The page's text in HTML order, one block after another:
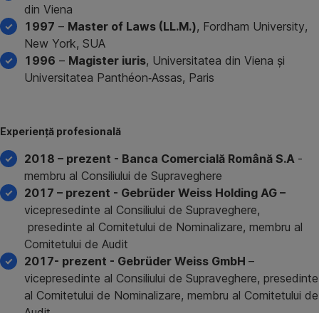
din Viena
1997 – Master of Laws (LL.M.), Fordham University,
New York, SUA
1996 – Magister iuris, Universitatea din Viena și
Universitatea Panthéon‑Assas, Paris
Experiență profesională
2018 – prezent - Banca Comercială Română S.A -
membru al Consiliului de Supraveghere
2017 – prezent - Gebrüder Weiss Holding AG –
vicepresedinte al Consiliului de Supraveghere,
presedinte al Comitetului de Nominalizare, membru al
Comitetului de Audit
2017- prezent - Gebrüder Weiss GmbH –
vicepresedinte al Consiliului de Supraveghere, presedinte
al Comitetului de Nominalizare, membru al Comitetului de